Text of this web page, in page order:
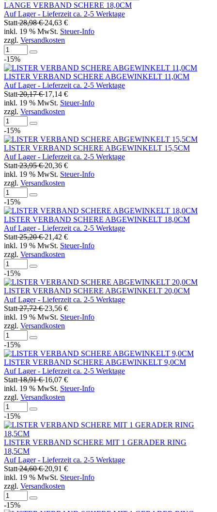
LANGE VERBAND SCHERE 18,0CM
Auf Lager - Lieferzeit ca. 2-5 Werktage
Statt28,98 €24,63 €
inkl. 19 % MwSt. Steuer-Info
zzgl. Versandkosten
-15%
LISTER VERBAND SCHERE ABGEWINKELT 11,0CM
Auf Lager - Lieferzeit ca. 2-5 Werktage
Statt20,17 €17,14 €
inkl. 19 % MwSt. Steuer-Info
zzgl. Versandkosten
-15%
LISTER VERBAND SCHERE ABGEWINKELT 15,5CM
Auf Lager - Lieferzeit ca. 2-5 Werktage
Statt23,95 €20,36 €
inkl. 19 % MwSt. Steuer-Info
zzgl. Versandkosten
-15%
LISTER VERBAND SCHERE ABGEWINKELT 18,0CM
Auf Lager - Lieferzeit ca. 2-5 Werktage
Statt25,20 €21,42 €
inkl. 19 % MwSt. Steuer-Info
zzgl. Versandkosten
-15%
LISTER VERBAND SCHERE ABGEWINKELT 20,0CM
Auf Lager - Lieferzeit ca. 2-5 Werktage
Statt27,72 €23,56 €
inkl. 19 % MwSt. Steuer-Info
zzgl. Versandkosten
-15%
LISTER VERBAND SCHERE ABGEWINKELT 9,0CM
Auf Lager - Lieferzeit ca. 2-5 Werktage
Statt18,91 €16,07 €
inkl. 19 % MwSt. Steuer-Info
zzgl. Versandkosten
-15%
LISTER VERBAND SCHERE MIT 1 GERADER RING
18,5CM
Auf Lager - Lieferzeit ca. 2-5 Werktage
Statt24,60 €20,91 €
inkl. 19 % MwSt. Steuer-Info
zzgl. Versandkosten
-15%